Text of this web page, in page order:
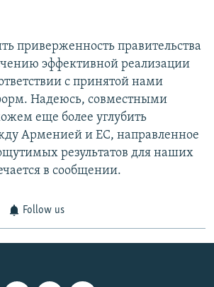
приверженность правительства
эффективной реализации
с принятой нами
Надеюсь, совместными
еще более углубить
Арменией и ЕС, направленное
результатов для наших
в сообщении.
Follow us